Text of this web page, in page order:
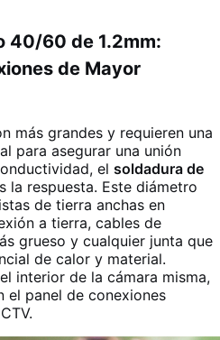
40/60 de 1.2mm:
de Mayor
más grandes y requieren una
para asegurar una unión
el soldadura de
la respuesta. Este diámetro
de tierra anchas en
a tierra, cables de
grueso y cualquier junta que
de calor y material.
interior de la cámara misma,
el panel de conexiones